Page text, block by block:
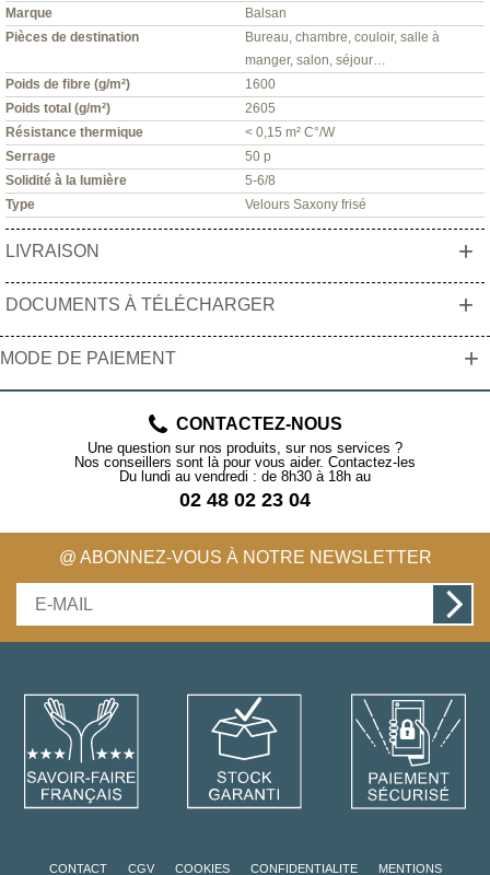
Marque
Balsan
Pièces de destination
Bureau, chambre, couloir, salle à
manger, salon, séjour…
Poids de fibre (g/m²)
1600
Poids total (g/m²)
2605
Résistance thermique
< 0,15 m² C°/W
Serrage
50 p
Solidité à la lumière
5-6/8
Type
Velours Saxony frisé
LIVRAISON +
DOCUMENTS À TÉLÉCHARGER +
MODE DE PAIEMENT +
CONTACTEZ-NOUS
Une question sur nos produits, sur nos services ?
Nos conseillers sont là pour vous aider. Contactez-les
Du lundi au vendredi : de 8h30 à 18h au
02 48 02 23 04
@ ABONNEZ-VOUS À NOTRE NEWSLETTER
CONTACT CGV COOKIES CONFIDENTIALITE MENTIONS